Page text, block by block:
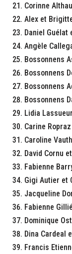
Corinne
Alex et
Daniel
Angèle
Bossonnens
Bossonnens
Bossonnens
Bossonnens
Lidia
Carine
Caroline
David Cornu
Fabienne
Gigi Autier et
Jacqueline
Fabienne
Dominique
Dina Cardeal
Francis